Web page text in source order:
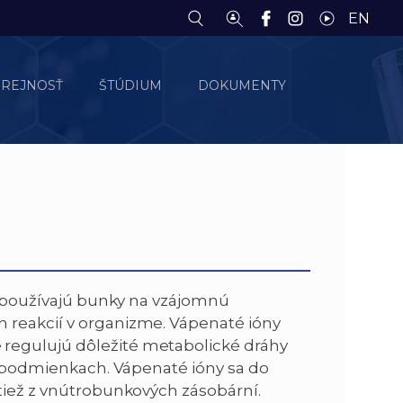
ŠTÚDIUM DOKUMENTY
EN
bunky na vzájomnú
reakcií v organizme. Vápenaté ióny
dôležité metabolické dráhy
Vápenaté ióny sa do
z vnútrobunkových zásobární.